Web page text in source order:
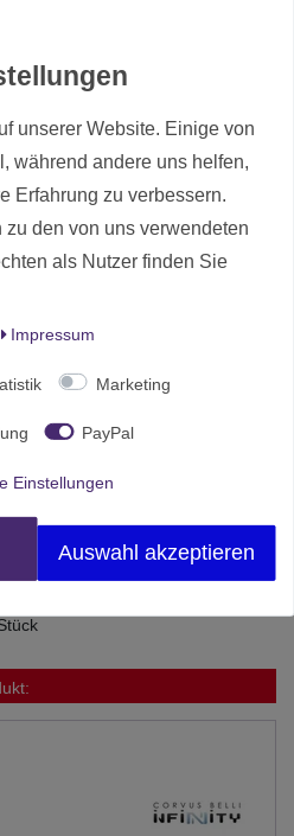
die auf dem Schlachtfeld
darum geht, den Feind im Kampf
Krieger/Stratege, den ALEPH
Champion (Schwerer Pistole,
Belli
unserer Website. Einige von
während andere uns helfen,
Erfahrung zu verbessern.
den von uns verwendeten
als Nutzer finden Sie
Impressum
Marketing
PayPal
Einstellungen
Auswahl akzeptieren